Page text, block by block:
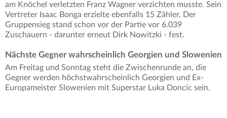
am Knöchel verletzten Franz Wagner verzichten musste. Sein
Vertreter Isaac Bonga erzielte ebenfalls 15 Zähler. Der
Gruppensieg stand schon vor der Partie vor 6.039
Zuschauern - darunter erneut Dirk Nowitzki - fest.
Nächste Gegner wahrscheinlich Georgien und Slowenien
Am Freitag und Sonntag steht die Zwischenrunde an, die
Gegner werden höchstwahrscheinlich Georgien und Ex-
Europameister Slowenien mit Superstar Luka Doncic sein.